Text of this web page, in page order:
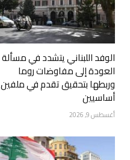
الوفد اللبناني يتشدد في مسألة
العودة إلى مفاوضات روما
وربطها بتحقيق تقدم في ملفين
أساسيين
أغسطس 9, 2026